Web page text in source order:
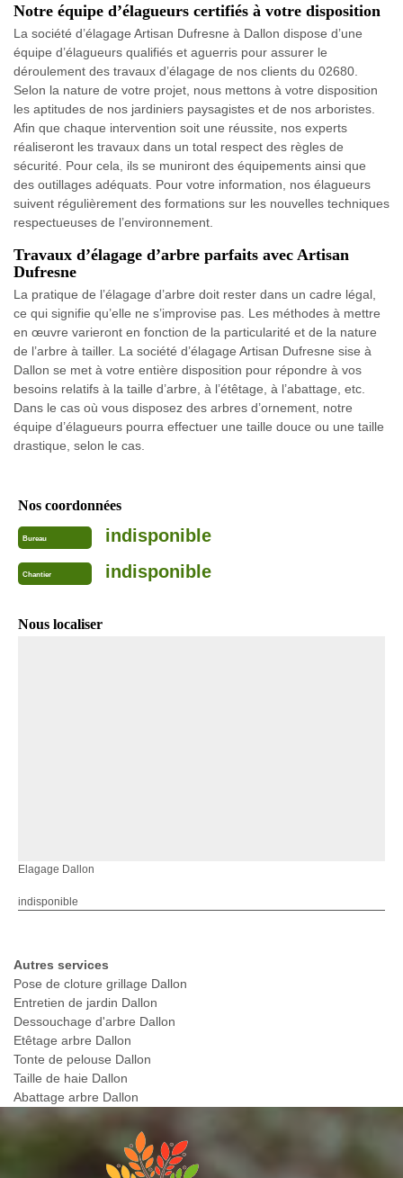
Notre équipe d’élagueurs certifiés à votre disposition
La société d’élagage Artisan Dufresne à Dallon dispose d’une
équipe d’élagueurs qualifiés et aguerris pour assurer le
déroulement des travaux d’élagage de nos clients du 02680.
Selon la nature de votre projet, nous mettons à votre disposition
les aptitudes de nos jardiniers paysagistes et de nos arboristes.
Afin que chaque intervention soit une réussite, nos experts
réaliseront les travaux dans un total respect des règles de
sécurité. Pour cela, ils se muniront des équipements ainsi que
des outillages adéquats. Pour votre information, nos élagueurs
suivent régulièrement des formations sur les nouvelles techniques
respectueuses de l’environnement.
Travaux d’élagage d’arbre parfaits avec Artisan
Dufresne
La pratique de l’élagage d’arbre doit rester dans un cadre légal,
ce qui signifie qu’elle ne s’improvise pas. Les méthodes à mettre
en œuvre varieront en fonction de la particularité et de la nature
de l’arbre à tailler. La société d’élagage Artisan Dufresne sise à
Dallon se met à votre entière disposition pour répondre à vos
besoins relatifs à la taille d’arbre, à l’étêtage, à l’abattage, etc.
Dans le cas où vous disposez des arbres d’ornement, notre
équipe d’élagueurs pourra effectuer une taille douce ou une taille
drastique, selon le cas.
Nos coordonnées
Bureau indisponible
Chantier indisponible
Nous localiser
Elagage Dallon
indisponible
Autres services
Pose de cloture grillage Dallon
Entretien de jardin Dallon
Dessouchage d'arbre Dallon
Etêtage arbre Dallon
Tonte de pelouse Dallon
Taille de haie Dallon
Abattage arbre Dallon